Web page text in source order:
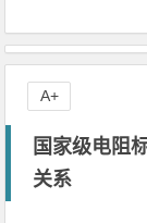
国家级电阻
关系
A+